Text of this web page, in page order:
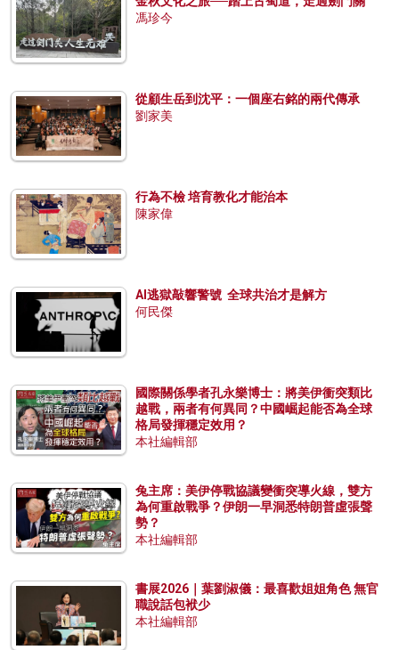
馮珍今
從顧生岳到沈平：一個座右銘的兩代傳承
劉家美
行為不檢 培育教化才能治本
陳家偉
AI逃獄敲響警號 全球共治才是解方
何民傑
國際關係學者孔永樂博士：將美伊衝突類比
越戰，兩者有何異同？中國崛起能否為全球
格局發揮穩定效用？
本社編輯部
兔主席：美伊停戰協議變衝突導火線，雙方
為何重啟戰爭？伊朗一早洞悉特朗普虛張聲
勢？
本社編輯部
書展2026｜葉劉淑儀：最喜歡姐姐角色 無官
職說話包袱少
本社編輯部